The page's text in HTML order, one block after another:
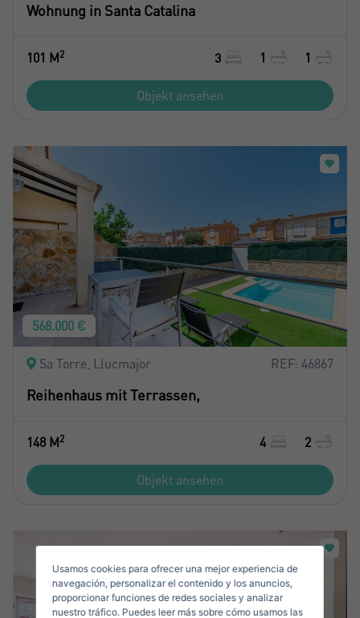
Wohnung in Santa Catalina
101 M2 3 1 1
Objekt ansehen
568.000 €
Sa Torre, Llucmajor REF: 46867
Reihenhaus mit Terrassen,
148 M2 4 2
Objekt ansehen
Mich Anmelden
Crear una cuenta
Nachname*
Email*
Usamos cookies para ofrecer una mejor experiencia de
navegación, personalizar el contenido y los anuncios,
proporcionar funciones de redes sociales y analizar
nuestro tráfico. Puedes leer más sobre cómo usamos las